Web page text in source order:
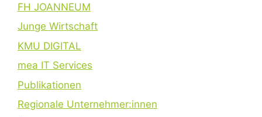
FH JOANNEUM
Junge Wirtschaft
KMU DIGITAL
mea IT Services
Publikationen
Regionale Unternehmer:innen